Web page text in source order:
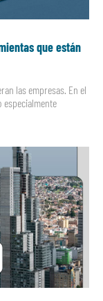
que están
las empresas. En el